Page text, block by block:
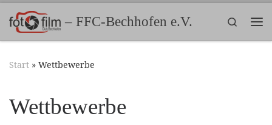
Zum Inhalt springen– FFC-Bechhofen e.V.
Search
Start » Wettbewerbe
Wettbewerbe